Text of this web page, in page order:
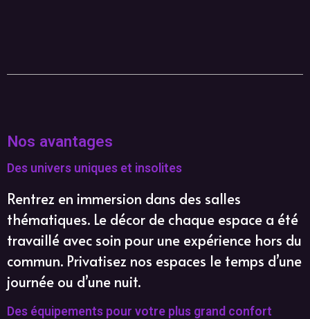
Nos avantages
Des univers uniques et insolites
Rentrez en immersion dans des salles
thématiques. Le décor de chaque espace a été
travaillé avec soin pour une expérience hors du
commun. Privatisez nos espaces le temps d’une
journée ou d’une nuit.
Des équipements pour votre plus grand confort